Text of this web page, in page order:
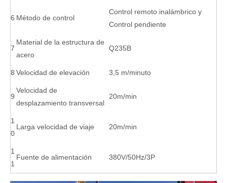
6 Método de control
Control remoto inalámbrico y
Control pendiente
7
Material de la estructura de
acero
Q235B
8 Velocidad de elevación 3,5 m/minuto
9
Velocidad de
desplazamiento transversal
20m/min
1
0
Larga velocidad de viaje 20m/min
1
1
Fuente de alimentación 380V/50Hz/3P